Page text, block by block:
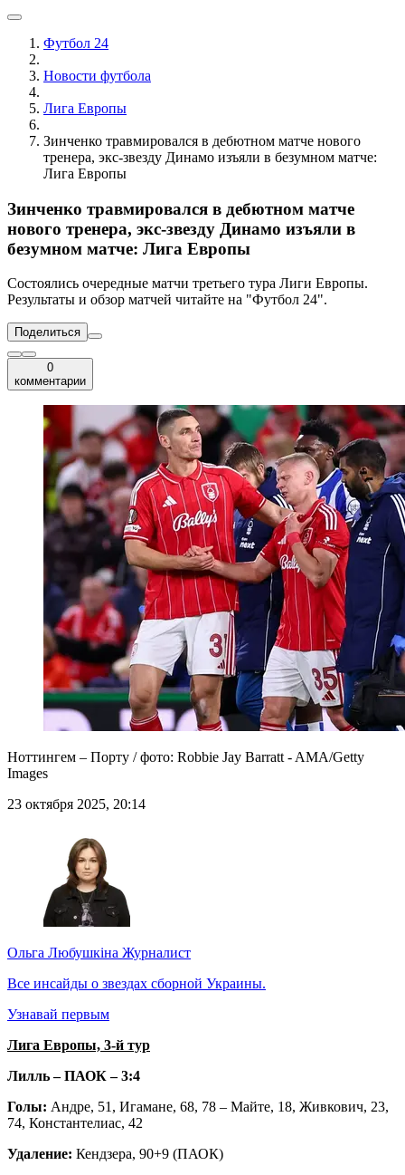
Футбол 24
Новости футбола
Лига Европы
Зинченко травмировался в дебютном матче нового
тренера, экс-звезду Динамо изъяли в безумном матче:
Лига Европы
Зинченко травмировался в дебютном матче
нового тренера, экс-звезду Динамо изъяли в
безумном матче: Лига Европы
Состоялись очередные матчи третьего тура Лиги Европы.
Результаты и обзор матчей читайте на "Футбол 24".
Поделиться
0
комментарии
Ноттингем – Порту / фото: Robbie Jay Barratt - AMA/Getty
Images
23 октября 2025, 20:14
Ольга Любушкіна Журналист
Все инсайды о звездах сборной Украины.
Узнавай первым
Лига Европы, 3-й тур
Лилль – ПАОК – 3:4
Голы: Андре, 51, Игамане, 68, 78 – Майте, 18, Живкович, 23,
74, Константелиас, 42
Удаление: Кендзера, 90+9 (ПАОК)